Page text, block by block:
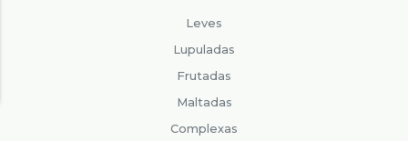
Leves
Lupuladas
Frutadas
Maltadas
Complexas